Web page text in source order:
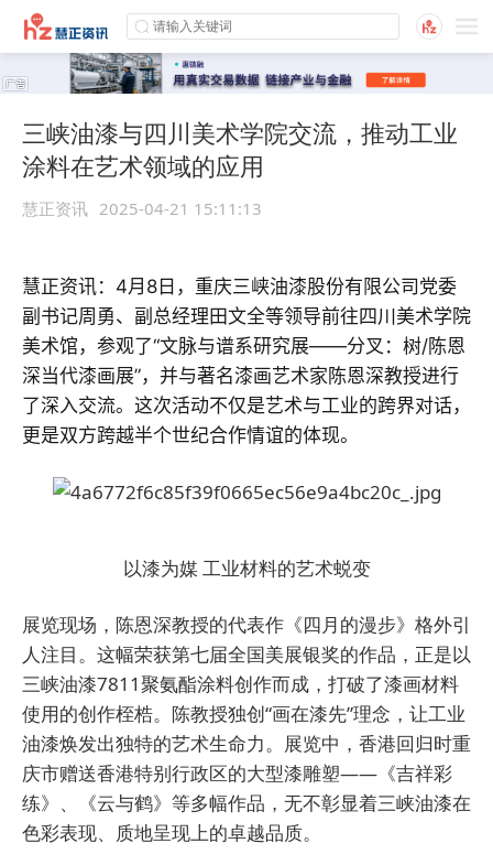
三峡油漆与四川美术学院交流，推动工业
涂料在艺术领域的应用
慧正资讯 2025-04-21 15:11:13
慧正资讯：4月8日，重庆三峡油漆股份有限公司党委
副书记周勇、副总经理田文全等领导前往四川美术学院
美术馆，参观了“文脉与谱系研究展——分叉：树/陈恩
深当代漆画展”，并与著名漆画艺术家陈恩深教授进行
了深入交流。这次活动不仅是艺术与工业的跨界对话，
更是双方跨越半个世纪合作情谊的体现。
以漆为媒工业材料的艺术蜕变
展览现场，陈恩深教授的代表作《四月的漫步》格外引
人注目。这幅荣获第七届全国美展银奖的作品，正是以
三峡油漆7811聚氨酯涂料创作而成，打破了漆画材料
使用的创作桎梏。陈教授独创“画在漆先”理念，让工业
油漆焕发出独特的艺术生命力。展览中，香港回归时重
庆市赠送香港特别行政区的大型漆雕塑——《吉祥彩
练》、《云与鹤》等多幅作品，无不彰显着三峡油漆在
色彩表现、质地呈现上的卓越品质。